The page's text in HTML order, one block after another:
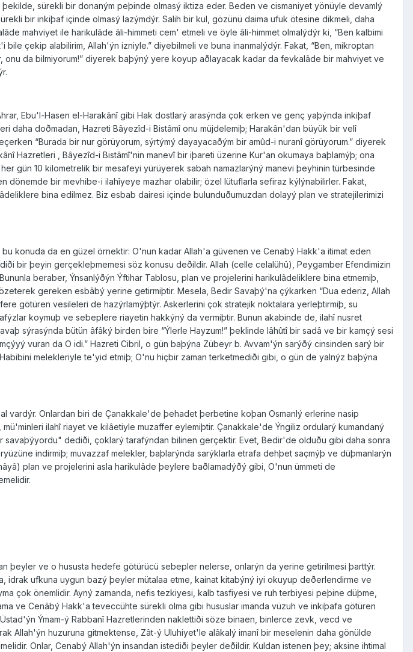
sürekli bir donaným peþinde olmasý iktiza eder. Beden ve cismaniyet yönüyle devamlý
bir inkiþaf içinde olmasý lazýmdýr. Salih bir kul, gözünü daima ufuk ötesine dikmeli, daha
mahviyet ile harikulâde âli-himmeti cem' etmeli ve öyle âli-himmet olmalýdýr ki, “Ben kalbimi
çekip alabilirim, Allah'ýn izniyle.” diyebilmeli ve buna inanmalýdýr. Fakat, “Ben, mikroptan
onu da bilmiyorum!” diyerek baþýný yere koyup aðlayacak kadar da fevkalâde bir mahviyet ve
Ebu'l-Hasen el-Harakânî gibi Hak dostlarý arasýnda çok erken ve genç yaþýnda inkiþaf
daha doðmadan, Hazreti Bâyezîd-i Bistâmî onu müjdelemiþ; Harakân'dan büyük bir velî
“Burada bir nur görüyorum, sýrtýmý dayayacaðým bir amûd-i nuranî görüyorum.” diyerek
Hazretleri , Bâyezîd-i Bistâmî'nin manevî bir iþareti üzerine Kur'an okumaya baþlamýþ; ona
gün 10 kilometrelik bir mesafeyi yürüyerek sabah namazlarýný manevi þeyhinin türbesinde
bir mevhibe-i ilahîyeye mazhar olabilir; özel lütuflarla sefiraz kýlýnabilirler. Fakat,
bina edilmez. Biz esbab dairesi içinde bulunduðumuzdan dolayý plan ve stratejilerimizi
konuda da en güzel örnektir: O'nun kadar Allah'a güvenen ve Cenabý Hakk'a itimat eden
bir þeyin gerçekleþmemesi söz konusu deðildir. Allah (celle celalühû), Peygamber Efendimizin
beraber, Ýnsanlýðýn Ýftihar Tablosu, plan ve projelerini harikulâdeliklere bina etmemiþ,
gereken esbâbý yerine getirmiþtir. Mesela, Bedir Savaþý'na çýkarken “Dua ederiz, Allah
götüren vesileleri de hazýrlamýþtýr. Askerlerini çok stratejik noktalara yerleþtirmiþ, su
koymuþ ve sebeplere riayetin hakkýný da vermiþtir. Bunun akabinde de, ilahî nusret
sýrasýnda bütün âfâký birden bire “Ýlerle Hayzum!” þeklinde lâhûtî bir sadâ ve bir kamçý sesi
vuran da O idi.” Hazreti Cibril, o gün baþýna Zübeyr b. Avvam'ýn sarýðý cinsinden sarý bir
melekleriyle te'yid etmiþ; O'nu hiçbir zaman terketmediði gibi, o gün de yalnýz baþýna
vardýr. Onlardan biri de Çanakkale'de þehadet þerbetine koþan Osmanlý erlerine nasip
ilahî riayet ve kilâetiyle muzaffer eylemiþtir. Çanakkale'de Ýngiliz ordularý kumandaný
dediði, çoklarý tarafýndan bilinen gerçektir. Evet, Bedir'de olduðu gibi daha sonra
indirmiþ; muvazzaf melekler, baþlarýnda sarýklarla etrafa dehþet saçmýþ ve düþmanlarýn
plan ve projelerini asla harikulâde þeylere baðlamadýðý gibi, O'nun ümmeti de
þeyler ve o hususta hedefe götürücü sebepler nelerse, onlarýn da yerine getirilmesi þarttýr.
ufkuna uygun bazý þeyler mütalaa etme, kainat kitabýný iyi okuyup deðerlendirme ve
çok önemlidir. Ayný zamanda, nefis tezkiyesi, kalb tasfiyesi ve ruh terbiyesi peþine düþme,
ve Cenâbý Hakk'a teveccühte sürekli olma gibi hususlar imanda vüzuh ve inkiþafa götüren
Ýmam-ý Rabbanî Hazretlerinden naklettiði söze binaen, binlerce zevk, vecd ve
Allah'ýn huzuruna gitmektense, Zât-ý Uluhiyet'le alâkalý imanî bir meselenin daha gönülde
Onlar, Cenabý Allah'ýn insandan istediði þeyler deðildir. Kuldan istenen þey; aksine ihtimal